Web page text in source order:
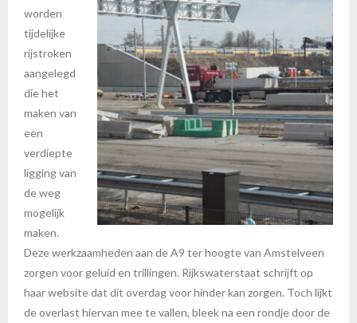
worden
tijdelijke
rijstroken
aangelegd
die het
maken van
een
verdiepte
ligging van
de weg
mogelijk
maken.
Deze werkzaamheden aan de A9 ter hoogte van Amstelveen
zorgen voor geluid en trillingen. Rijkswaterstaat schrijft op
haar website dat dit overdag voor hinder kan zorgen. Toch lijkt
de overlast hiervan mee te vallen, bleek na een rondje door de